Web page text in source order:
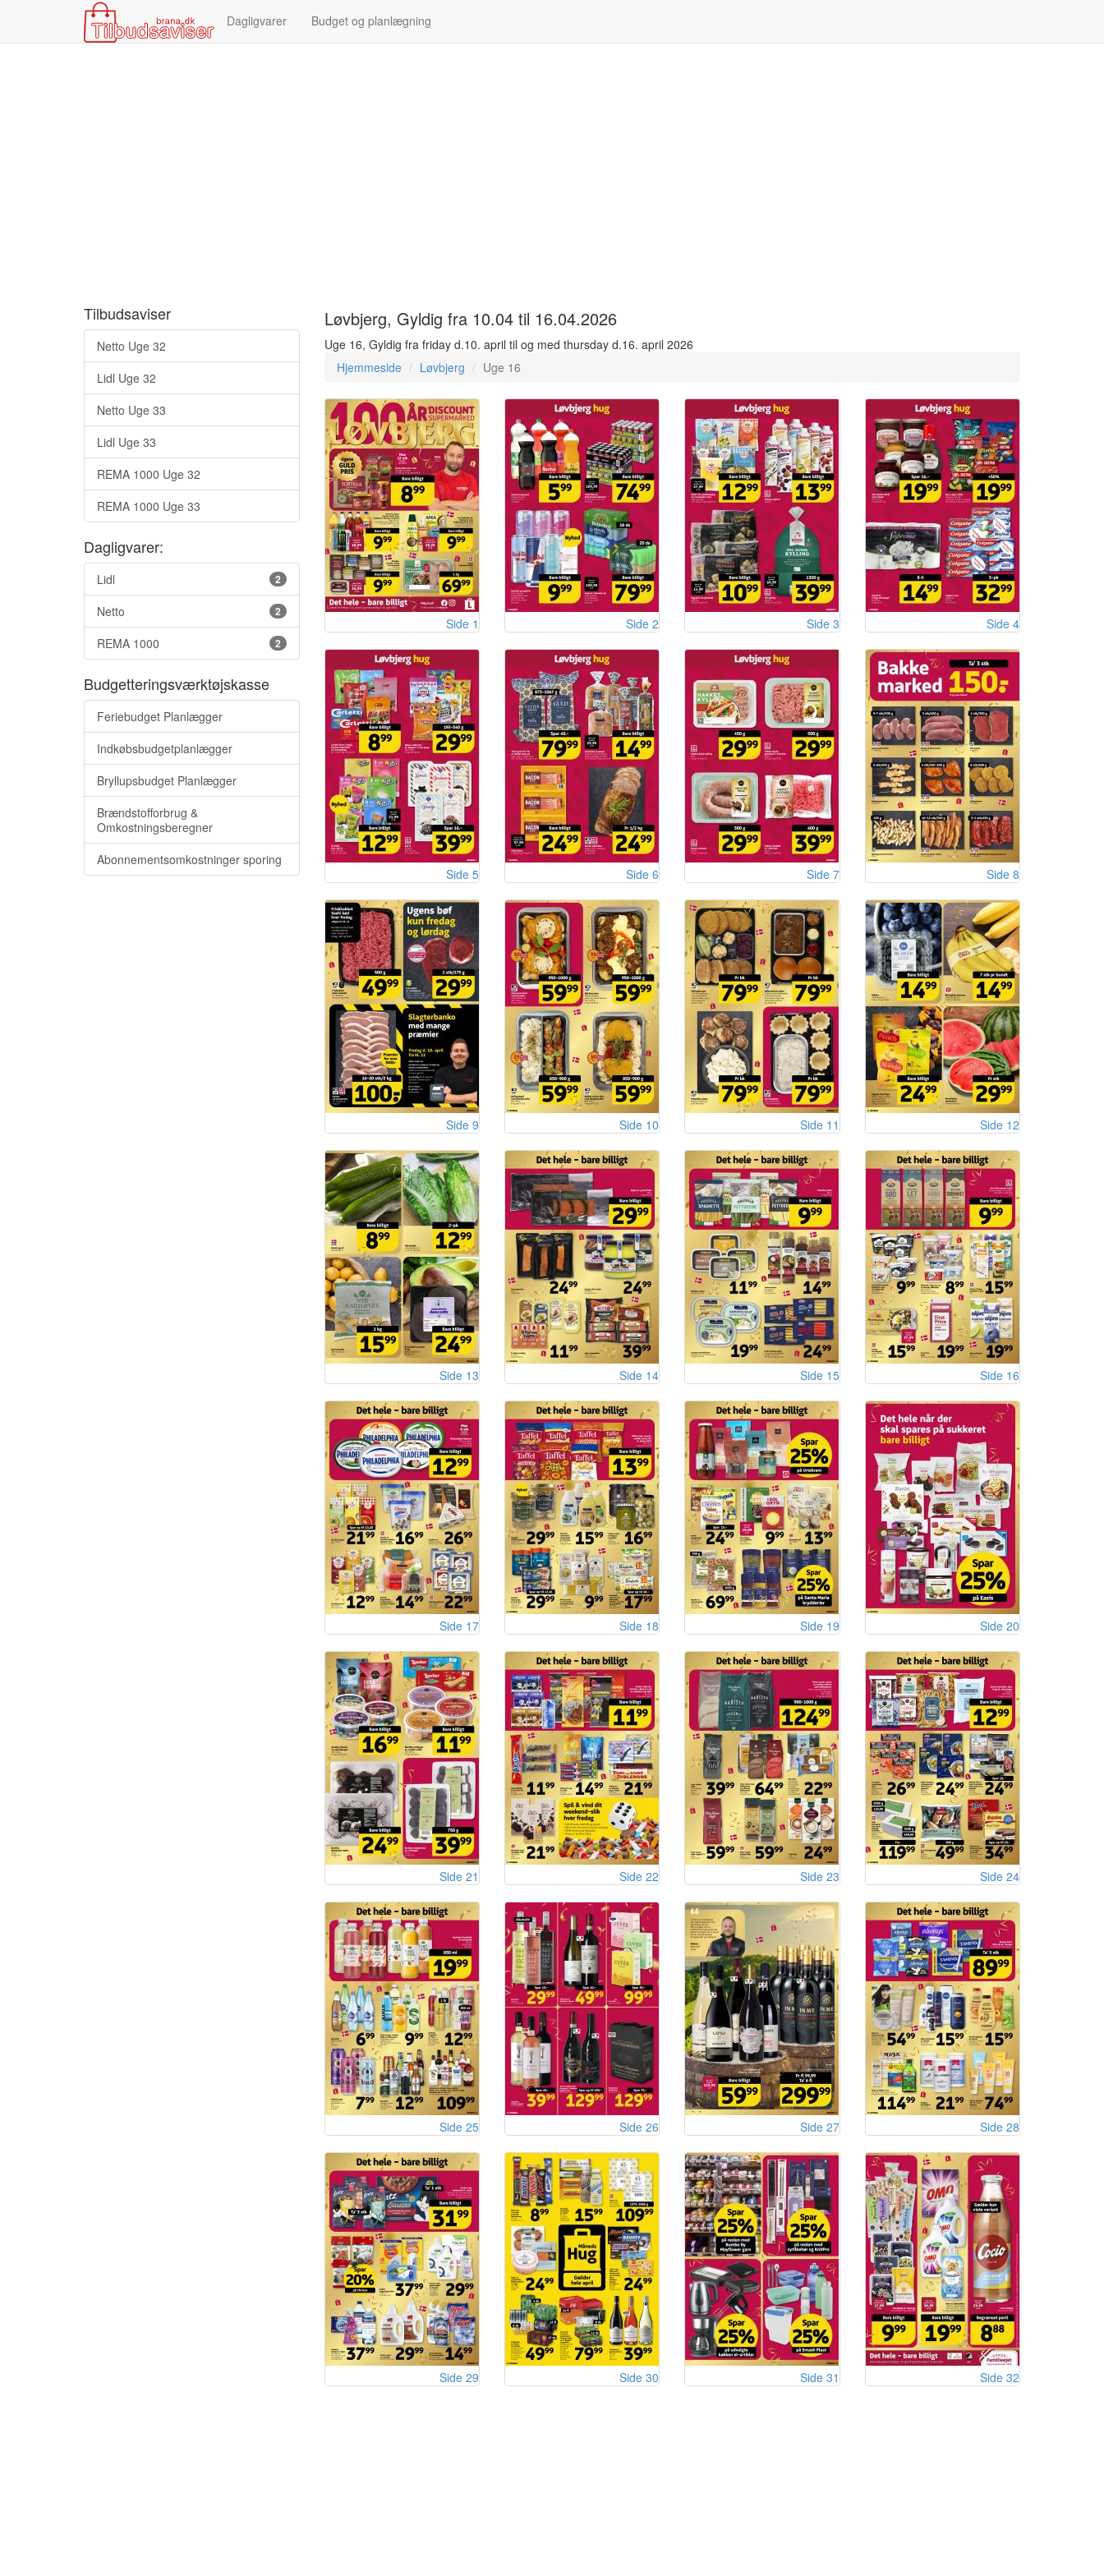
Dagligvarer Budget og planlægning
Tilbudsaviser
Netto Uge 32
Lidl Uge 32
Netto Uge 33
Lidl Uge 33
REMA 1000 Uge 32
REMA 1000 Uge 33
Dagligvarer:
2
Lidl
2
Netto
2
REMA 1000
Budgetteringsværktøjskasse
Feriebudget Planlægger
Indkøbsbudgetplanlægger
Bryllupsbudget Planlægger
Brændstofforbrug &
Omkostningsberegner
Abonnementsomkostninger sporing
Løvbjerg, Gyldig fra 10.04 til 16.04.2026
Uge 16, Gyldig fra friday d.10. april til og med thursday d.16. april 2026
Hjemmeside
Løvbjerg Uge 16
Side 1 Side 2 Side 3 Side 4
Side 5 Side 6 Side 7 Side 8
Side 9 Side 10 Side 11 Side 12
Side 13 Side 14 Side 15 Side 16
Side 17 Side 18 Side 19 Side 20
Side 21 Side 22 Side 23 Side 24
Side 25 Side 26 Side 27 Side 28
Side 29 Side 30 Side 31 Side 32